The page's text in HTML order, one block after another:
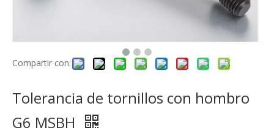
Compartir con:
Tolerancia de tornillos con hombro
G6 MSBH